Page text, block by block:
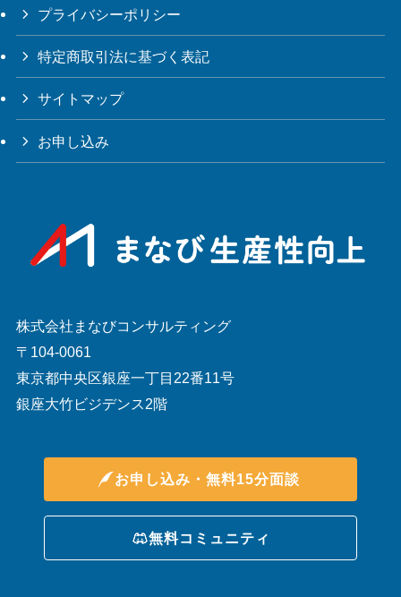
プライバシーポリシー
特定商取引法に基づく表記
サイトマップ
お申し込み
株式会社まなびコンサルティング
〒104-0061
東京都中央区銀座一丁目22番11号
銀座大竹ビジデンス2階
お申し込み・無料15分面談
無料コミュニティ